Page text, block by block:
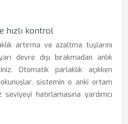
hızlı kontrol
artırma ve azaltma tuşlarını
devre dışı bırakmadan anlık
Otomatik parlaklık açıkken
sistemin o anki ortam
hatırlamasına yardımcı